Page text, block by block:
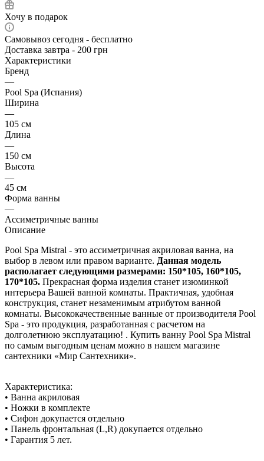
Хочу в подарок
Самовывоз сегодня - бесплатно
Доставка завтра - 200 грн
Характеристики
Бренд
—
Pool Spa (Испания)
Ширина
—
105 см
Длина
—
150 см
Высота
—
45 см
Форма ванны
—
Ассиметричные ванны
Описание
Pool Spa Mistral - это ассиметричная акриловая ванна, на
выбор в левом или правом варианте. Данная модель
располагает следующими размерами: 150*105, 160*105,
170*105. Прекрасная форма изделия станет изюминкой
интерьера Вашей ванной комнаты. Практичная, удобная
конструкция, станет незаменимым атрибутом ванной
комнаты. Высококачественные ванные от производителя Pool
Spa - это продукция, разработанная с расчетом на
долголетнюю эксплуатацию! . Купить ванну Pool Spa Mistral
по самым выгодным ценам можно в нашем магазине
сантехники «Мир Сантехники».
Характеристика:
• Ванна акриловая
• Ножки в комплекте
• Сифон докупается отдельно
• Панель фронтальная (L,R) докупается отдельно
• Гарантия 5 лет.